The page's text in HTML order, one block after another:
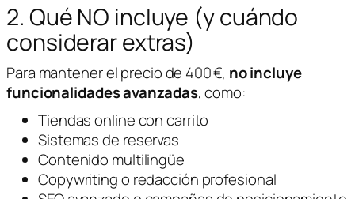
2. Qué NO incluye (y cuándo
considerar extras)
Para mantener el precio de 400 €, no incluye
funcionalidades avanzadas, como:
Tiendas online con carrito
Sistemas de reservas
Contenido multilingüe
Copywriting o redacción profesional